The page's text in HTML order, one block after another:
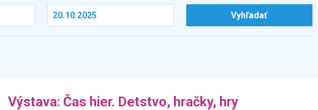
Výstava: Čas hier. Detstvo, hračky, hry